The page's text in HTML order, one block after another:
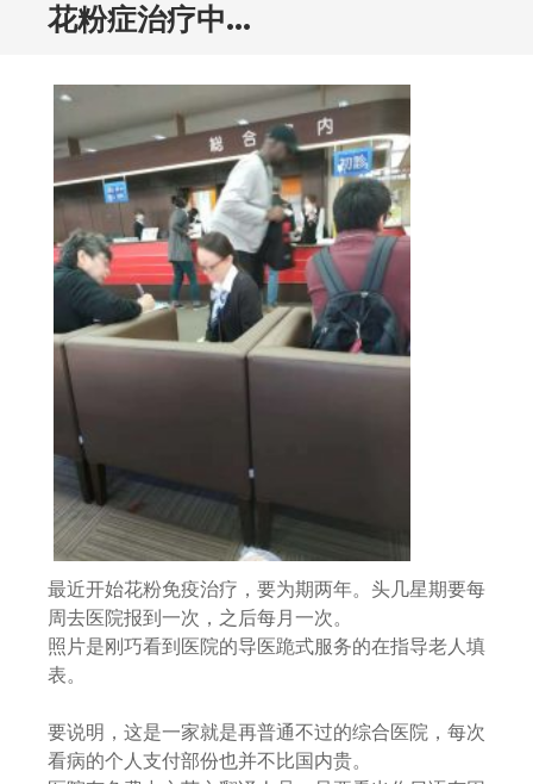
花粉症治疗中…
最近开始花粉免疫治疗，要为期两年。头几星期要每
周去医院报到一次，之后每月一次。
照片是刚巧看到医院的导医跪式服务的在指导老人填
表。
要说明，这是一家就是再普通不过的综合医院，每次
看病的个人支付部份也并不比国内贵。